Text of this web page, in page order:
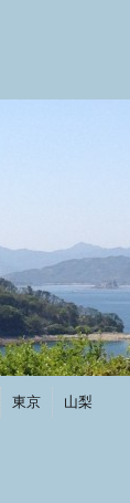
東京 山梨